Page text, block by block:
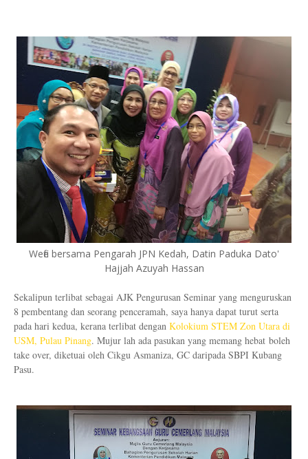
Wefie bersama Pengarah JPN Kedah, Datin Paduka Dato'
Hajjah Azuyah Hassan
Sekalipun terlibat sebagai AJK Pengurusan Seminar yang menguruskan
8 pembentang dan seorang penceramah, saya hanya dapat turut serta
pada hari kedua, kerana terlibat dengan Kolokium STEM Zon Utara di
USM, Pulau Pinang. Mujur lah ada pasukan yang memang hebat boleh
take over, diketuai oleh Cikgu Asmaniza, GC daripada SBPI Kubang
Pasu.